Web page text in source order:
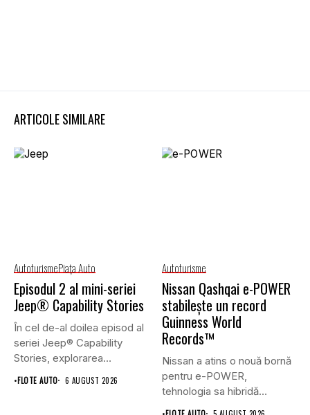
ARTICOLE SIMILARE
AutoturismePiaţa Auto
Episodul 2 al mini-seriei
Jeep® Capability Stories
În cel de-al doilea episod al
seriei Jeep® Capability
Stories, explorarea
continuă...
•FLOTE AUTO 6 AUGUST 2026
Autoturisme
Nissan Qashqai e-POWER
stabilește un record
Guinness World
Records™
Nissan a atins o nouă bornă
pentru e-POWER,
tehnologia sa hibridă
unică,...